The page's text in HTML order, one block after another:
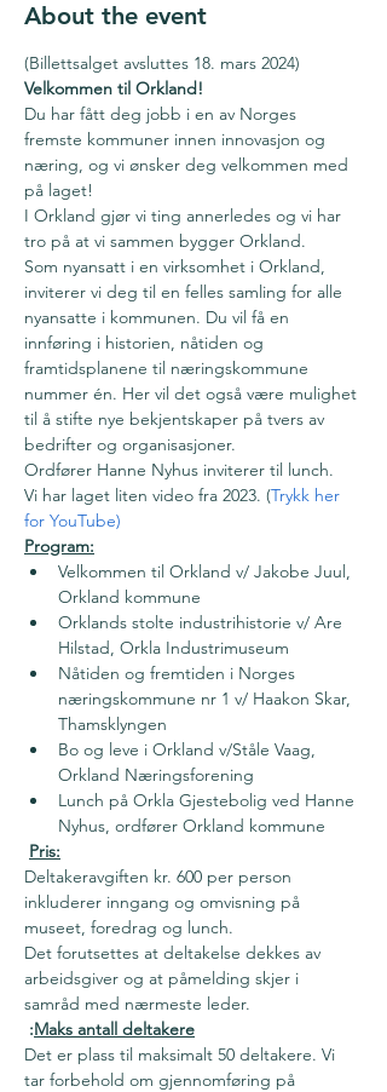
About the event
(Billettsalget avsluttes 18. mars 2024)
Velkommen til Orkland!
Du har fått deg jobb i en av Norges
fremste kommuner innen innovasjon og
næring, og vi ønsker deg velkommen med
på laget!
I Orkland gjør vi ting annerledes og vi har
tro på at vi sammen bygger Orkland.
Som nyansatt i en virksomhet i Orkland,
inviterer vi deg til en felles samling for alle
nyansatte i kommunen. Du vil få en
innføring i historien, nåtiden og
framtidsplanene til næringskommune
nummer én. Her vil det også være mulighet
til å stifte nye bekjentskaper på tvers av
bedrifter og organisasjoner.
Ordfører Hanne Nyhus inviterer til lunch.
Vi har laget liten video fra 2023. (Trykk her
for YouTube)
Program:
Velkommen til Orkland v/ Jakobe Juul,
Orkland kommune
Orklands stolte industrihistorie v/ Are
Hilstad, Orkla Industrimuseum
Nåtiden og fremtiden i Norges
næringskommune nr 1 v/ Haakon Skar,
Thamsklyngen
Bo og leve i Orkland v/Ståle Vaag,
Orkland Næringsforening
Lunch på Orkla Gjestebolig ved Hanne
Nyhus, ordfører Orkland kommune
Pris:
Deltakeravgiften kr. 600 per person
inkluderer inngang og omvisning på
museet, foredrag og lunch.
Det forutsettes at deltakelse dekkes av
arbeidsgiver og at påmelding skjer i
samråd med nærmeste leder.
:Maks antall deltakere
Det er plass til maksimalt 50 deltakere. Vi
tar forbehold om gjennomføring på